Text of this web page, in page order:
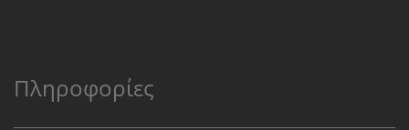
Πληροφορίες